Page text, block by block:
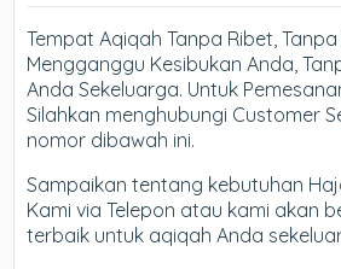
Tempat Aqiqah Tanpa Ribet,
Mengganggu Kesibukan Anda,
Anda Sekeluarga. Untuk
Silahkan menghubungi Customer
nomor dibawah ini.
Sampaikan tentang kebutuhan
Kami via Telepon atau kami akan
terbaik untuk aqiqah Anda